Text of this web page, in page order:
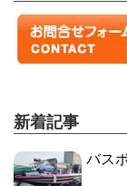
新着記事
バス